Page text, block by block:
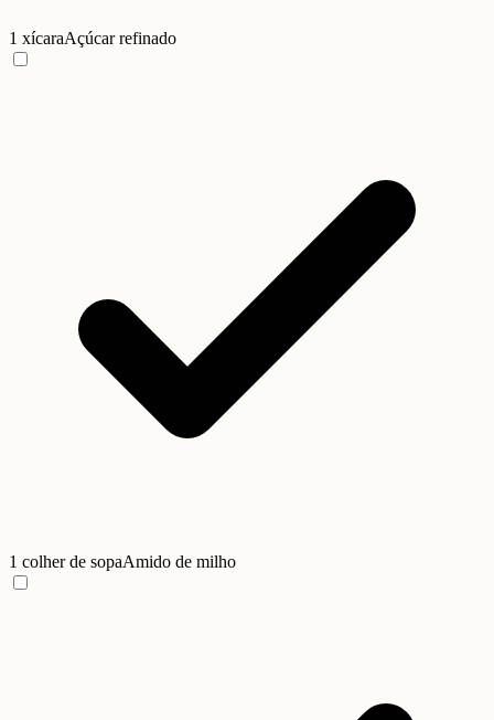
1 xícaraAçúcar refinado
1 colher de sopaAmido de milho